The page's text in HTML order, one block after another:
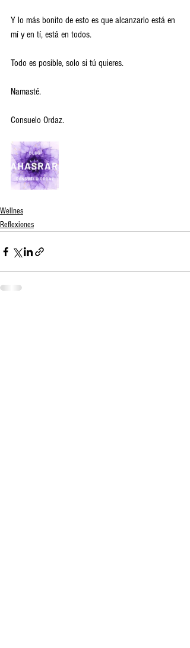
Y lo más bonito de esto es que alcanzarlo está en
mí y en tí, está en todos.
Todo es posible, solo si tú quieres.
Namasté.
Consuelo Ordaz.
Wellnes
Reflexiones